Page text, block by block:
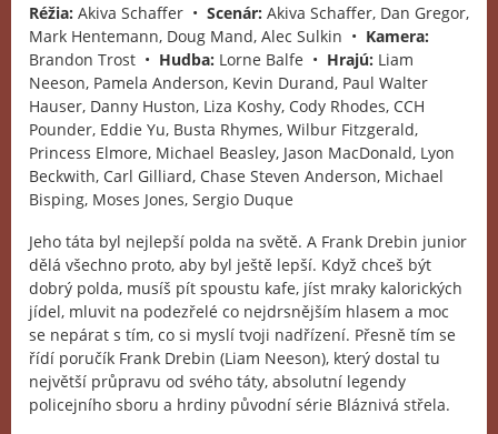
Réžia: Akiva Schaffer • Scenár: Akiva Schaffer, Dan Gregor,
Mark Hentemann, Doug Mand, Alec Sulkin • Kamera:
Brandon Trost • Hudba: Lorne Balfe • Hrajú: Liam
Neeson, Pamela Anderson, Kevin Durand, Paul Walter
Hauser, Danny Huston, Liza Koshy, Cody Rhodes, CCH
Pounder, Eddie Yu, Busta Rhymes, Wilbur Fitzgerald,
Princess Elmore, Michael Beasley, Jason MacDonald, Lyon
Beckwith, Carl Gilliard, Chase Steven Anderson, Michael
Bisping, Moses Jones, Sergio Duque
Jeho táta byl nejlepší polda na světě. A Frank Drebin junior
dělá všechno proto, aby byl ještě lepší. Když chceš být
dobrý polda, musíš pít spoustu kafe, jíst mraky kalorických
jídel, mluvit na podezřelé co nejdrsnějším hlasem a moc
se nepárat s tím, co si myslí tvoji nadřízení. Přesně tím se
řídí poručík Frank Drebin (Liam Neeson), který dostal tu
největší průpravu od svého táty, absolutní legendy
policejního sboru a hrdiny původní série Bláznivá střela.